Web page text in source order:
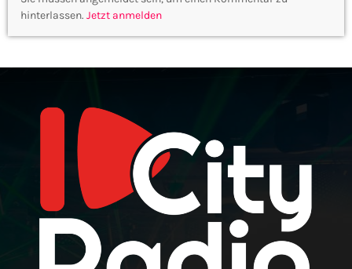
hinterlassen. Jetzt anmelden